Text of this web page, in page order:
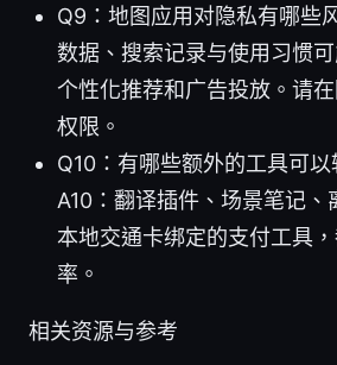
Q9：地图应用对隐私有哪些
数据、搜索记录与使用习惯
个性化推荐和广告投放。请
权限。
Q10：有哪些额外的工具可以
A10：翻译插件、场景笔记、
本地交通卡绑定的支付工具
率。
相关资源与参考